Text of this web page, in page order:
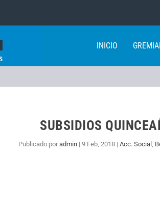
INICIO
SUBSIDIOS
Publicado poradmin |9 Feb, 2018 |Acc. Social,